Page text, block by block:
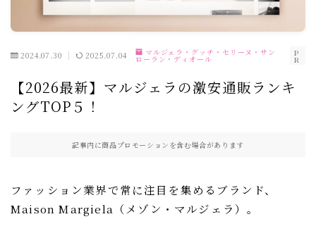
運営者情報
利用規約／特定商取引法に基づく表記
2024.07.30 2025.07.04 マルジェラ・グッチ・セリーヌ・サン
ローラン・ディオール
P
R
【2026最新】マルジェラの激安通販ランキ
ングTOP５！
記事内に商品プロモーションを含む場合があります
ファッション業界で常に注目を集めるブランド、
Maison Margiela（メゾン・マルジェラ）。